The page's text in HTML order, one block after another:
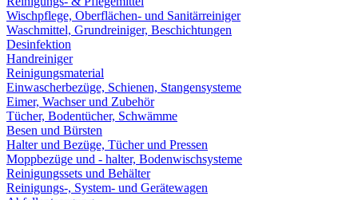
Wischpflege, Oberflächen- und Sanitärreiniger
Waschmittel, Grundreiniger, Beschichtungen
Desinfektion
Handreiniger
Reinigungsmaterial
Einwascherbezüge, Schienen, Stangensysteme
Eimer, Wachser und Zubehör
Tücher, Bodentücher, Schwämme
Besen und Bürsten
Halter und Bezüge, Tücher und Pressen
Moppbezüge und - halter, Bodenwischsysteme
Reinigungssets und Behälter
Reinigungs-, System- und Gerätewagen